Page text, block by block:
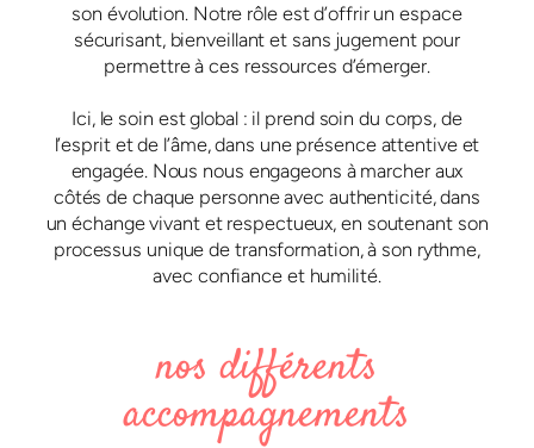
son évolution. Notre rôle est d’offrir un espace
sécurisant, bienveillant et sans jugement pour
permettre à ces ressources d’émerger.
Ici, le soin est global : il prend soin du corps, de
l’esprit et de l’âme, dans une présence attentive et
engagée. Nous nous engageons à marcher aux
côtés de chaque personne avec authenticité, dans
un échange vivant et respectueux, en soutenant son
processus unique de transformation, à son rythme,
avec confiance et humilité.
nos différents
accompagnements